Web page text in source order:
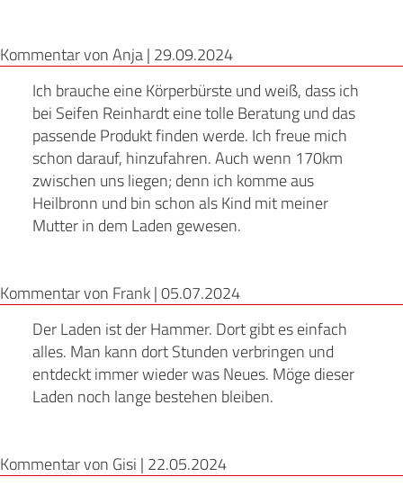
Kommentar von Anja | 29.09.2024
Ich brauche eine Körperbürste und weiß, dass ich
bei Seifen Reinhardt eine tolle Beratung und das
passende Produkt finden werde. Ich freue mich
schon darauf, hinzufahren. Auch wenn 170km
zwischen uns liegen; denn ich komme aus
Heilbronn und bin schon als Kind mit meiner
Mutter in dem Laden gewesen.
Kommentar von Frank |05.07.2024
Der Laden ist der Hammer. Dort gibt es einfach
alles. Man kann dort Stunden verbringen und
entdeckt immer wieder was Neues. Möge dieser
Laden noch lange bestehen bleiben.
Kommentar von Gisi | 22.05.2024